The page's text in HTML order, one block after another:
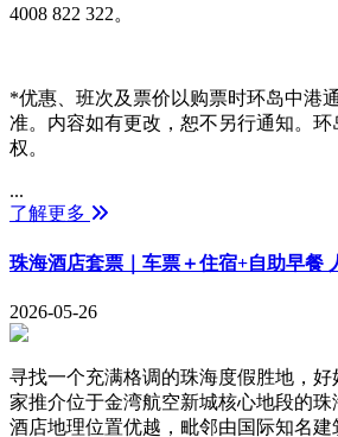
4008 822 322。
*优惠、班次及票价以购票时环岛中港
准。内容如有更改，恕不另行通知。
权。
...
了解更多
珠海酒店套票｜车票＋住宿+自助早餐
2026-05-26
寻找一个充满格调的珠海度假胜地，
家推介位于金湾航空新城核心地段的珠
酒店地理位置优越，毗邻由国际知名建